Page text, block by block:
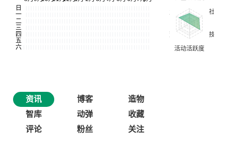
资讯 博客
造物
智库
动弹
收藏
评论
粉丝 关注